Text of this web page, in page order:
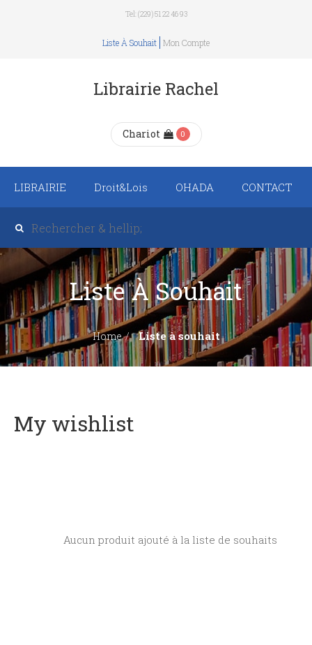
Tel: (229) 51 22 46 93
Liste À Souhait Mon Compte
Librairie Rachel
Chariot 0
LIBRAIRIE Droit&Lois
Recueil de texte de
lois
Revue trimestrielle
OHADA CONTACT
Liste À Souhait
Home Liste à souhait
My wishlist
Aucun produit ajouté à la liste de souhaits